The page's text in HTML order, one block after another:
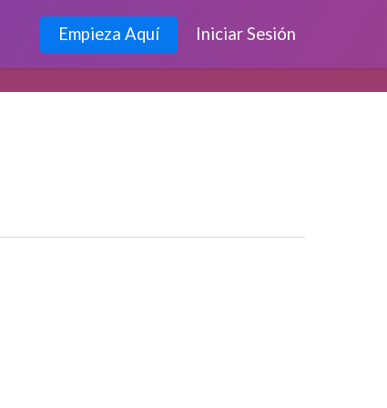
Empieza Aquí Iniciar Sesión